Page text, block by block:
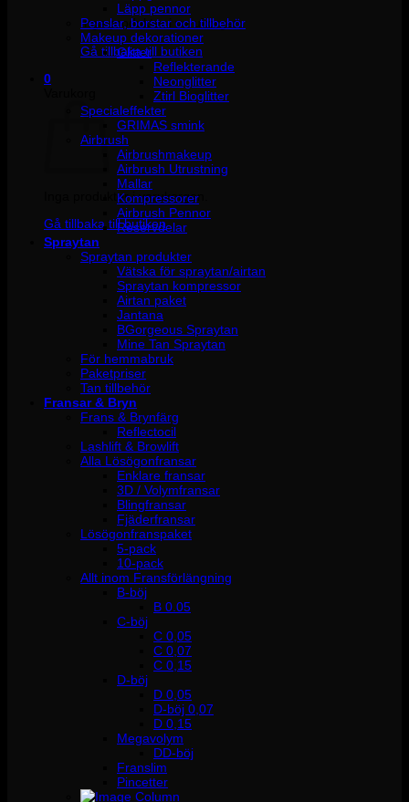
Inga produkter i varukorgen.
Gå tillbaka till butiken
0
Inga produkter i varukorgen.
Gå tillbaka till butiken
Läpp pennor
Penslar, borstar och tillbehör
Makeup dekorationer
Glitter
Reflekterande
Neonglitter
Ztirl Bioglitter
Specialeffekter
GRIMAS smink
Airbrush
Airbrushmakeup
Airbrush Utrustning
Mallar
Kompressorer
Airbrush Pennor
Reservdelar
Spraytan
Spraytan produkter
Vätska för spraytan/airtan
Spraytan kompressor
Airtan paket
Jantana
BGorgeous Spraytan
Mine Tan Spraytan
För hemmabruk
Paketpriser
Tan tillbehör
Fransar & Bryn
Frans & Brynfärg
Reflectocil
Lashlift & Browlift
Alla Lösögonfransar
Enklare fransar
3D / Volymfransar
Blingfransar
Fjäderfransar
Lösögonfranspaket
5-pack
10-pack
Allt inom Fransförlängning
B-böj
B 0.05
C-böj
C 0,05
C 0,07
C 0,15
D-böj
D 0,05
D-böj 0,07
D 0,15
Megavolym
DD-böj
Franslim
Pincetter